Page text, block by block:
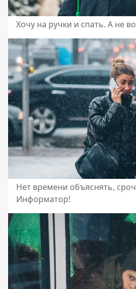
Хочу на ручки и спать. А не
Нет времени объяснять,
Информатор!